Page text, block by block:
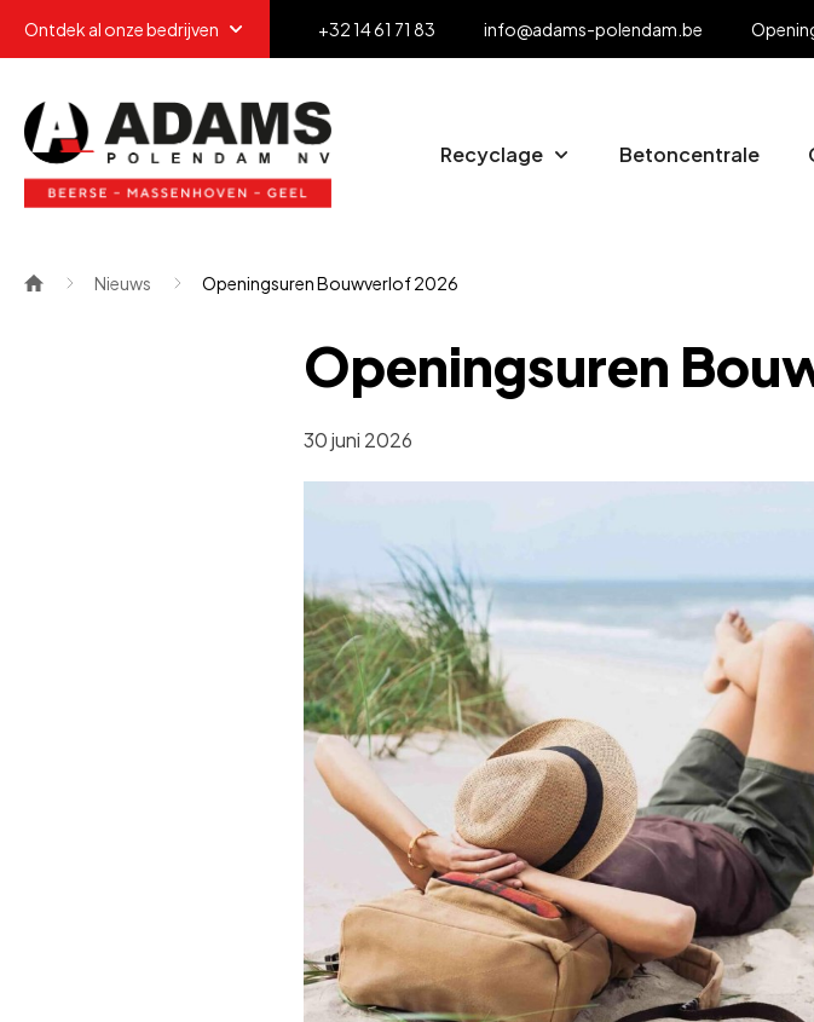
Ontdek al onze bedrijven +32 14 61 71 83 info@adams-polendam.be
Recyclage Betoncentrale
Nieuws Openingsuren Bouwverlof 2026
Openingsuren
30 juni 2026